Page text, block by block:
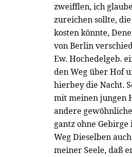
zweifflen, ich
zureichen sollte,
kosten könnte,
von Berlin
Ew. Hochedelgeb.
den Weg über Hof
hierbey die Nacht.
mit meinen jungen
andere
gantz ohne
Weg Dieselben
meiner Seele, daß